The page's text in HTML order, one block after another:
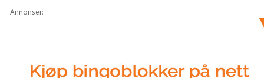
Annonser: